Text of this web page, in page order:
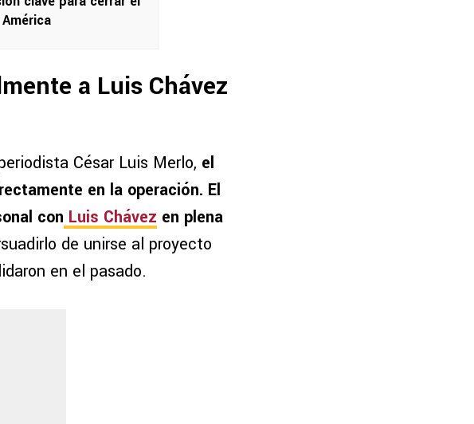
a Luis Chávez
César Luis Merlo, el
en la operación. El
con Luis Chávez en plena
de unirse al proyecto
en el pasado.